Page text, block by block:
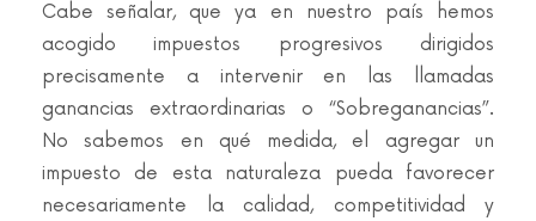
Cabe señalar, que ya en nuestro país hemos
acogido impuestos progresivos dirigidos
precisamente a intervenir en las llamadas
ganancias extraordinarias o “Sobreganancias”.
No sabemos en qué medida, el agregar un
impuesto de esta naturaleza pueda favorecer
necesariamente la calidad, competitividad y